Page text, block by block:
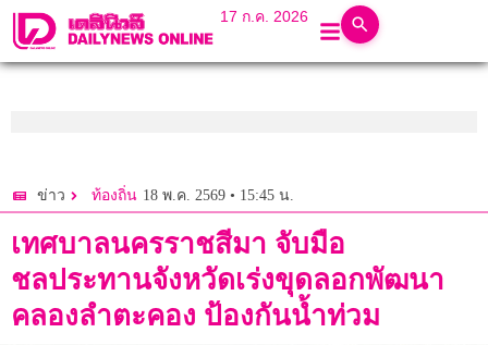
17 ก.ค. 2026
ข่าว ท้องถิ่น 18 พ.ค. 2569 • 15:45 น.
เทศบาลนครราชสีมา จับมือ
ชลประทานจังหวัดเร่งขุดลอกพัฒนา
คลองลำตะคอง ป้องกันน้ำท่วม